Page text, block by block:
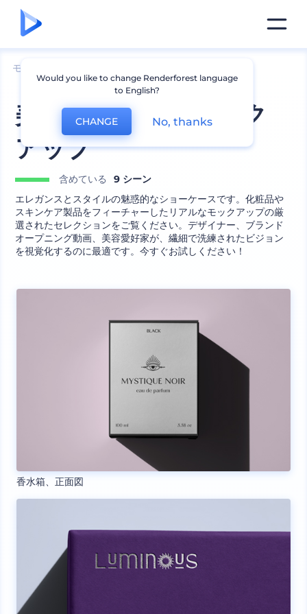
モックアップ
美容ブランドのモック
アップ
含めている
9 シーン
エレガンスとスタイルの魅惑的なショーケースです。化粧品や
スキンケア製品をフィーチャーしたリアルなモックアップの厳
選されたセレクションをご覧ください。デザイナー、ブランド
オープニング動画、美容愛好家が、繊細で洗練されたビジョン
を視覚化するのに最適です。今すぐお試しください！
香水箱、正面図
Would you like to change Renderforest language
to English?
CHANGE No, thanks